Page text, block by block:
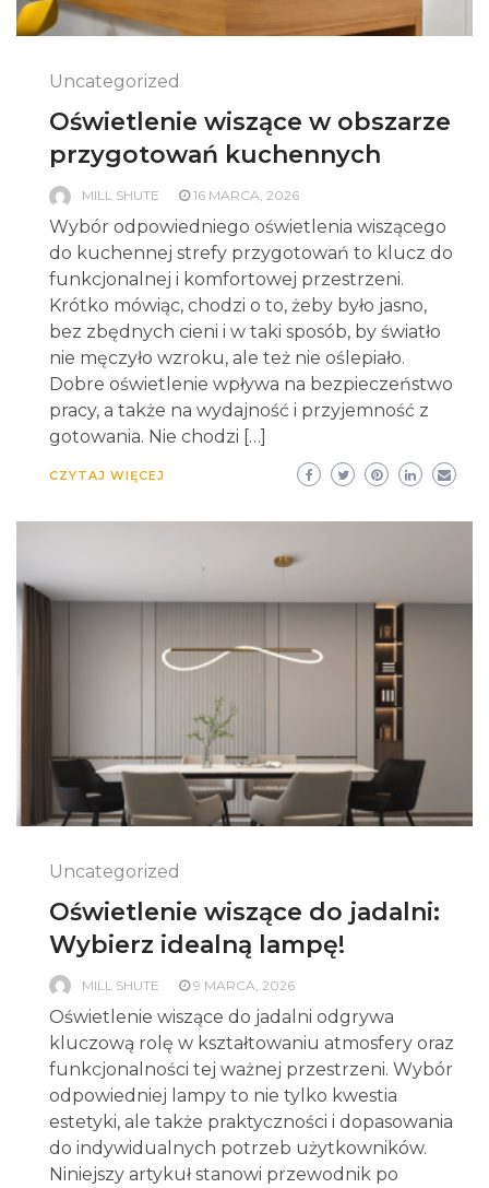
Uncategorized
Oświetlenie wiszące w obszarze
przygotowań kuchennych
MILL SHUTE 16 MARCA, 2026
Wybór odpowiedniego oświetlenia wiszącego
do kuchennej strefy przygotowań to klucz do
funkcjonalnej i komfortowej przestrzeni.
Krótko mówiąc, chodzi o to, żeby było jasno,
bez zbędnych cieni i w taki sposób, by światło
nie męczyło wzroku, ale też nie oślepiało.
Dobre oświetlenie wpływa na bezpieczeństwo
pracy, a także na wydajność i przyjemność z
gotowania. Nie chodzi […]
CZYTAJ WIĘCEJ
Uncategorized
Oświetlenie wiszące do jadalni:
Wybierz idealną lampę!
MILL SHUTE 9 MARCA, 2026
Oświetlenie wiszące do jadalni odgrywa
kluczową rolę w kształtowaniu atmosfery oraz
funkcjonalności tej ważnej przestrzeni. Wybór
odpowiedniej lampy to nie tylko kwestia
estetyki, ale także praktyczności i dopasowania
do indywidualnych potrzeb użytkowników.
Niniejszy artykuł stanowi przewodnik po